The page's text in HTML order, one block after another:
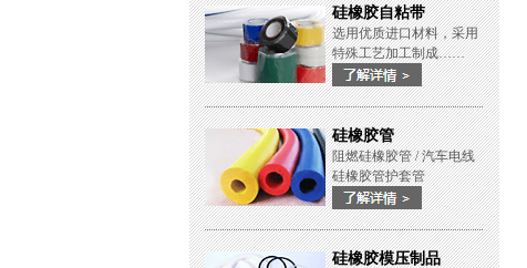
硅橡胶自粘带
选用优质进口材料，采用
特殊工艺加工制成……
硅橡胶管
阻燃硅橡胶管 / 汽车电线
硅橡胶管护套管
硅橡胶模压制品